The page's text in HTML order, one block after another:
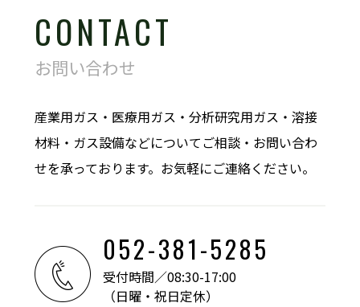
CONTACT
お問い合わせ
産業用ガス・医療用ガス・分析研究用ガス・溶接
材料・ガス設備などについてご相談・お問い合わ
せを承っております。お気軽にご連絡ください。
052-381-5285
受付時間／08:30-17:00
（日曜・祝日定休）